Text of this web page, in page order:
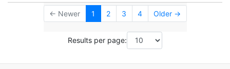
← Newer 1 2 3 4 Older →
Results per page: